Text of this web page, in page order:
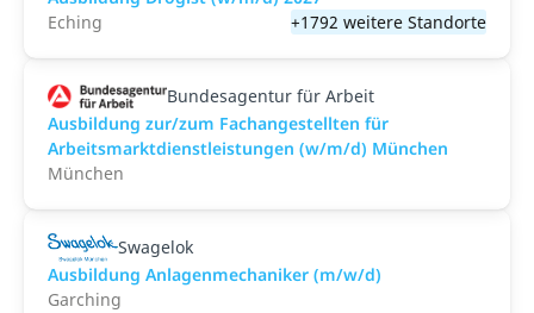
Eching
+1792 weitere Standorte
Bundesagentur für Arbeit
Ausbildung zur/zum Fachangestellten für
Arbeitsmarktdienstleistungen (w/m/d) München
München
Swagelok
Ausbildung Anlagenmechaniker (m/w/d)
Garching